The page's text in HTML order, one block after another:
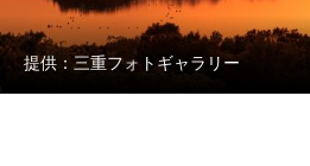
提供：三重フォトギャラリー